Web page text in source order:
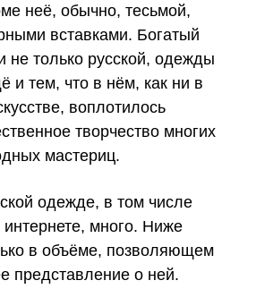
неё, обычно, тесьмой,
вставками. Богатый
не только русской, одежды
и тем, что в нём, как ни в
воплотилось
творчество многих
мастериц.
одежде, в том числе
много. Ниже
в объёме, позволяющем
представление о ней.